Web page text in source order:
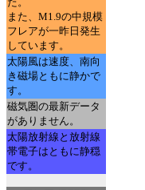
また、M1.9の中規模
フレアが一昨日発生
しています。
太陽風は速度、南向
き磁場ともに静かで
す。
磁気圏の最新データ
がありません。
太陽放射線と放射線
帯電子はともに静穏
です。